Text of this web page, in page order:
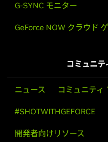
G-SYNC モニター
GeForce NOW クラウド
コミュニテ
ニュース コミュニティ
#SHOTWITHGEFORCE
開発者向けリソース